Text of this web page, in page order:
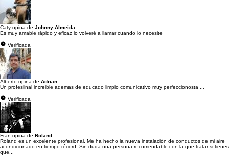
Caty opina de Johnny Almeida:
Es muy amable rápido y eficaz lo volveré a llamar cuando lo necesite
Verificada
Alberto opina de Adrian:
Un profesiinal increible ademas de educado limpio comunicativo muy perfeccionosta ...
Verificada
Fran opina de Roland:
Roland es un excelente profesional. Me ha hecho la nueva instalación de conductos de mi aire
acondicionado en tiempo récord. Sin duda una persona recomendable con la que tratar si tienes
que...